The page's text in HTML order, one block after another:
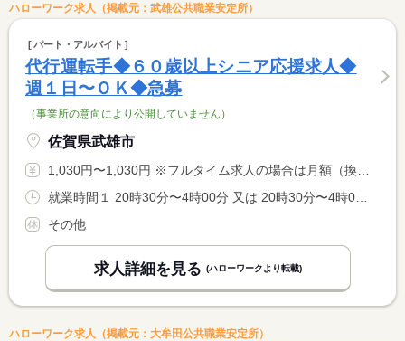
ハローワーク求人（掲載元：武雄公共職業安定所）
パート・アルバイト
代行運転手◆６０歳以上シニア応援求人◆
週１日〜ＯＫ◆急募
（事業所の意向により公開していません）
佐賀県武雄市
1,030円〜1,030円 ※フルタイム求人の場合は月額（換算額）、パート求人の場合は時間額を表示しています。
その他
求人詳細を見る (ハローワークより転載)
ハローワーク求人（掲載元：大牟田公共職業安定所）